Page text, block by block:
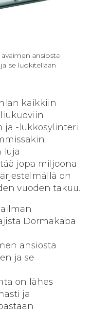
ansiosta
se luokitellaan
kaikkiin
ja -lukkosylinteri
luja
jopa miljoona
on
vuoden takuu.
Dormakaba
ansiosta
ja se
on lähes
ja